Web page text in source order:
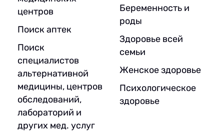
центров
Поиск аптек
Поиск
специалистов
альтернативной
медицины, центров
обследований,
лабораторий и
других мед. услуг
Беременность и
роды
Здоровье всей
семьи
Женское здоровье
Психологическое
здоровье